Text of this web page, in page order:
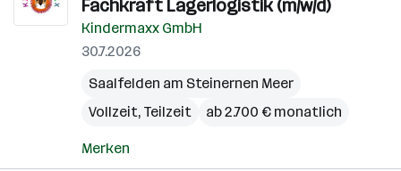
Fachkraft Lagerlogistik (m/w/d)
Kindermaxx GmbH
30.7.2026
Saalfelden am Steinernen Meer
Vollzeit, Teilzeit
ab 2.700 € monatlich
Merken